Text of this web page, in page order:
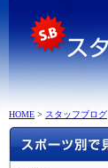
HOME > スタッフブログ